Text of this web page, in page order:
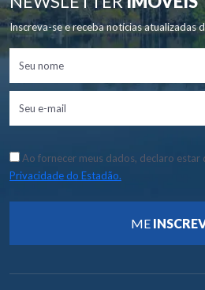
Inscreva-se e receba notícias atualizadas
Ao fornecer meus dados, declaro estar
Privacidade do Estadão.
ME